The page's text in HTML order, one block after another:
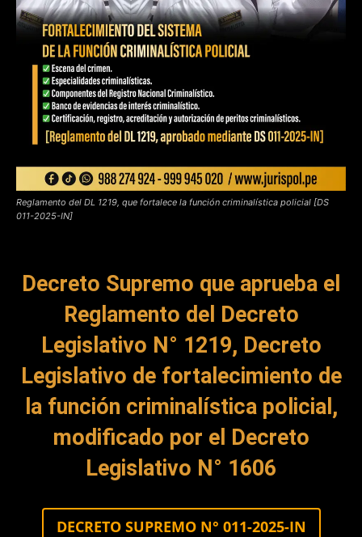
Reglamento del DL 1219, que fortalece la función criminalística policial [DS
011-2025-IN]
Decreto Supremo que aprueba el
Reglamento del Decreto
Legislativo N° 1219, Decreto
Legislativo de fortalecimiento de
la función criminalística policial,
modificado por el Decreto
Legislativo N° 1606
DECRETO SUPREMO N° 011-2025-IN